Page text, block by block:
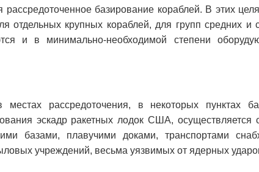
базирование кораблей. В этих
отдельных крупных кораблей, для групп средних и
и в минимально-необходимой степени
рассредоточения, в некоторых пунктах
эскадр ракетных лодок США, осуществляется
базами, плавучими доками, транспортами
учреждений, весьма уязвимых от ядерных